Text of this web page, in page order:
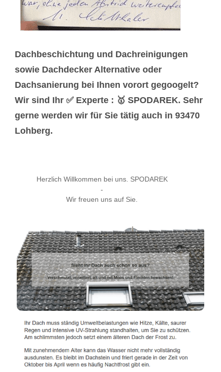
Dachbeschichtung und Dachreinigungen
sowie Dachdecker Alternative oder
Dachsanierung bei Ihnen vorort gegoogelt?
Wir sind Ihr ✅ Experte : 🥇 SPODAREK. Sehr
gerne werden wir für Sie tätig auch in 93470
Lohberg.
Herzlich Willkommen bei uns. SPODAREK
-
Wir freuen uns auf Sie.